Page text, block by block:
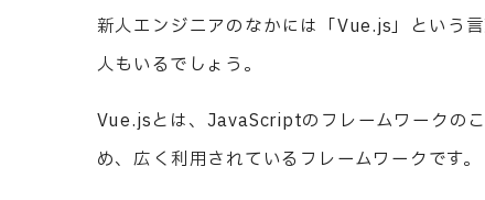
新人エンジニアのなかには「Vue.js」という
人もいるでしょう。
Vue.jsとは、JavaScriptのフレームワークの
め、広く利用されているフレームワークです。